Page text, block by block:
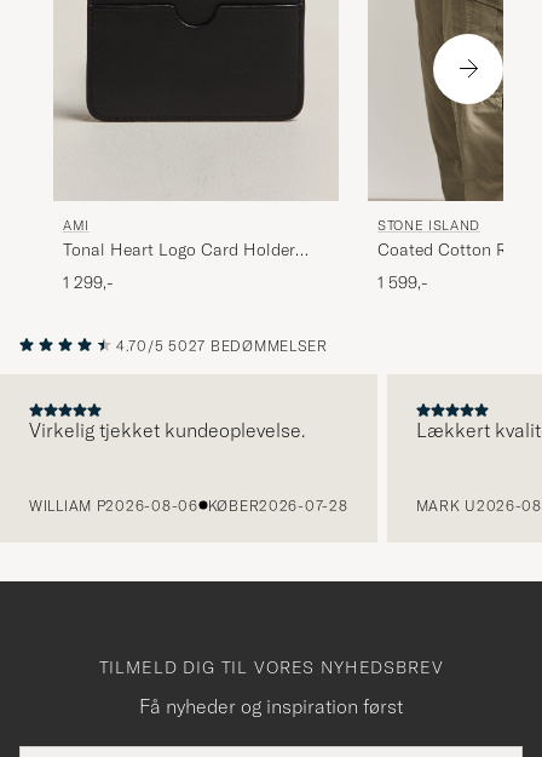
AMI
Tonal Heart Logo Card Holder
Black
1 299,-
STONE ISLAND
Coated Cotton
Black
1 599,-
4.70/5 5027 BEDØMMELSER
Virkelig tjekket kundeoplevelse.
WILLIAM P2026-08-06 KØBER2026-07-28
Lækkert
MARK U2026-
TILMELD DIG TIL VORES NYHEDSBREV
Få nyheder og inspiration først